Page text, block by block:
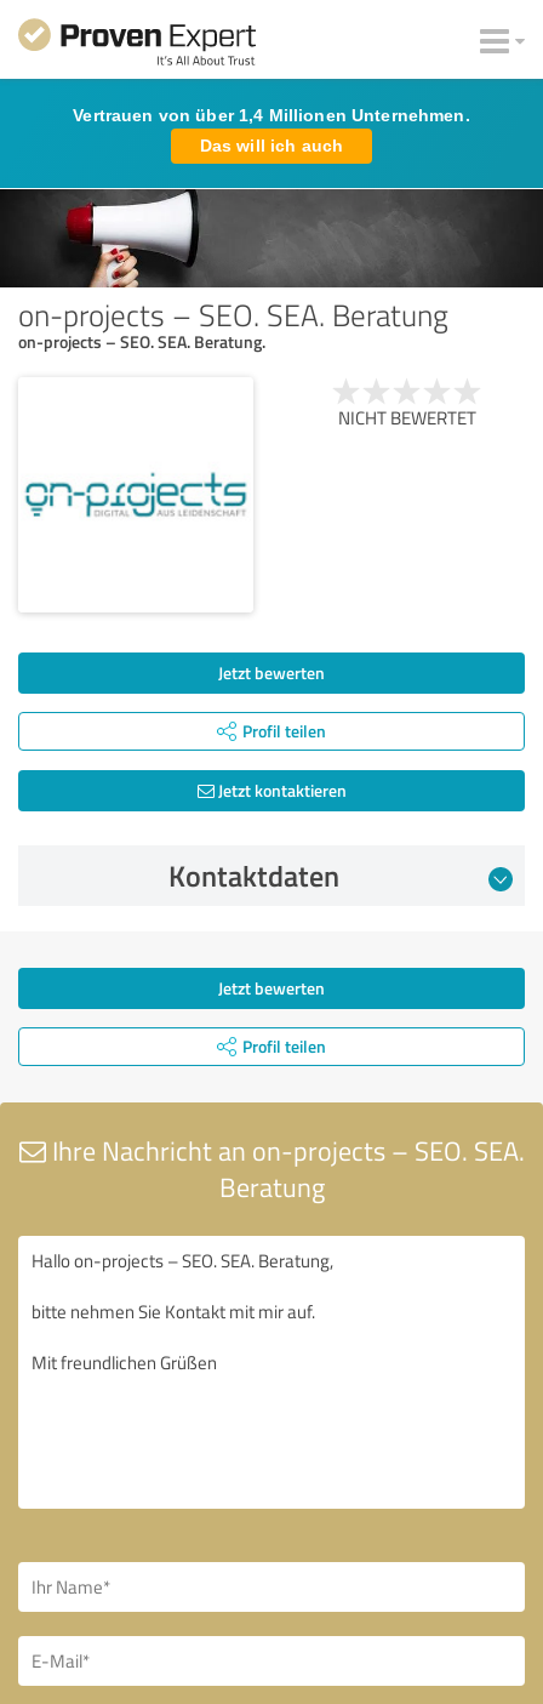
Vertrauen von über 1,4 Millionen Unternehmen.
Das will ich auch
on-projects – SEO. SEA. Beratung
on-projects – SEO. SEA. Beratung.
NICHT BEWERTET
Jetzt bewerten
Profil teilen
Jetzt kontaktieren
Kontaktdaten
Jetzt bewerten
Profil teilen
Ihre Nachricht an on-projects – SEO. SEA.
Beratung